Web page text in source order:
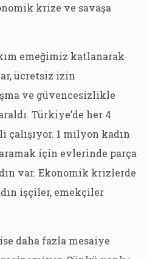
krize ve savaşa
emeğimiz katlanarak
ücretsiz izin
ve güvencesizlikle
Türkiye’de her 4
çalışıyor. 1 milyon kadın
aramak için evlerinde parça
var. Ekonomik krizlerde
işçiler, emekçiler
daha fazla mesaiye